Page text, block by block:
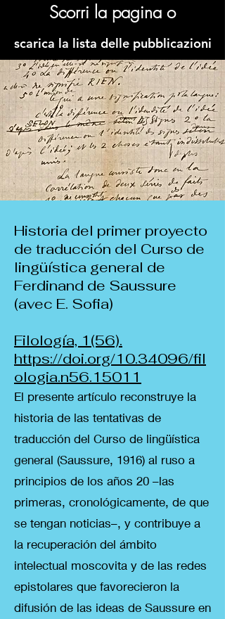
Historia del primer proyecto
de traducción del Curso de
lingüística general de
Ferdinand de Saussure
(avec E. Sofia)
Filología, 1(56).
https://doi.org/10.34096/fil
ologia.n56.15011
El presente artículo reconstruye la
historia de las tentativas de
traducción del Curso de lingüística
general (Saussure, 1916) al ruso a
principios de los años 20 –las
primeras, cronológicamente, de que
se tengan noticias–, y contribuye a
la recuperación del ámbito
intelectual moscovita y de las redes
epistolares que favorecieron la
difusión de las ideas de Saussure en
Scorri la pagina o
scarica la lista delle pubblicazioni